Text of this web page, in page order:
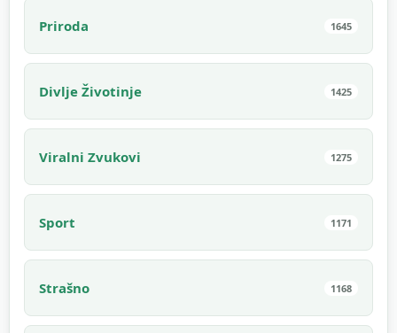
Priroda 1645
Divlje Životinje 1425
Viralni Zvukovi 1275
Sport 1171
Strašno 1168